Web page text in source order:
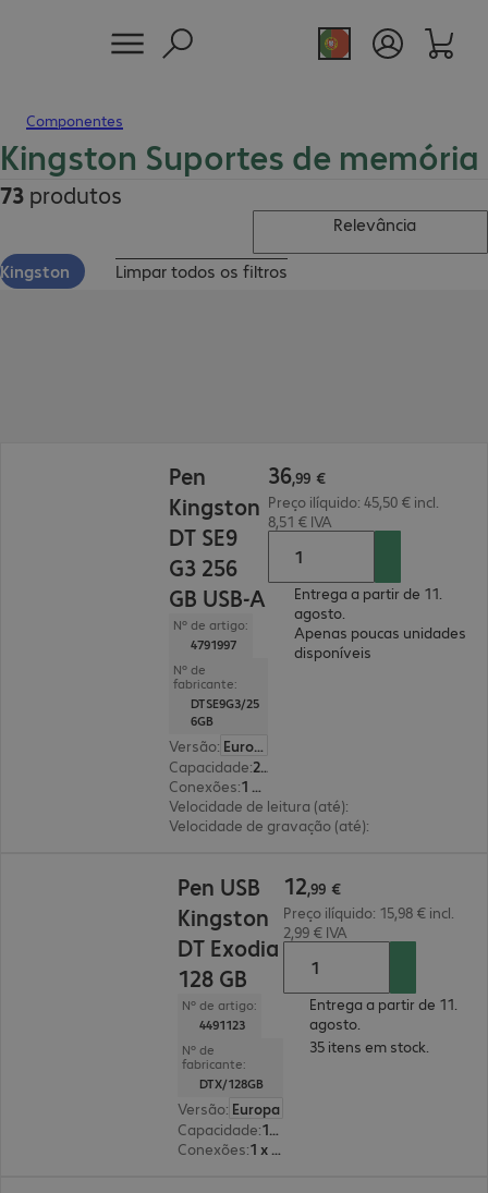
Componentes
Kingston Suportes de memória
73 produtos
Relevância
Kingston Limpar todos os filtros
Pen
Kingston
DT SE9
G3 256
GB USB-A
Nº de artigo:
4791997
Nº de
fabricante:
DTSE9G3/25
6GB
Versão:
Europa
Capacidade: 256 GB
Conexões:
1 x USB 3.2 tipo A
Velocidade de leitura (até):
Velocidade de gravação (até):
36,99 €
Preço ilíquido: 45,50 € incl.
8,51 € IVA
Entrega a partir de 11.
agosto.
Apenas poucas unidades
disponíveis
Pen USB
Kingston
DT Exodia
128 GB
Nº de artigo:
4491123
Nº de
fabricante:
DTX/128GB
Versão: Europa
Capacidade: 128 GB
Conexões: 1 x USB 3.2 tipo A
12,99 €
Preço ilíquido: 15,98 € incl.
2,99 € IVA
Entrega a partir de 11.
agosto.
35 itens em stock.